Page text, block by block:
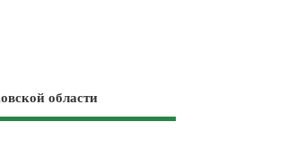
области